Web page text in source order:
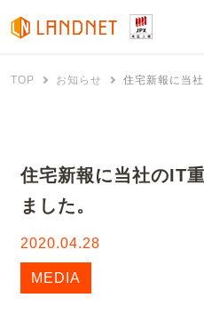
TOP お知らせ 住宅新報に当
住宅新報に当社のIT
ました。
2020.04.28
MEDIA